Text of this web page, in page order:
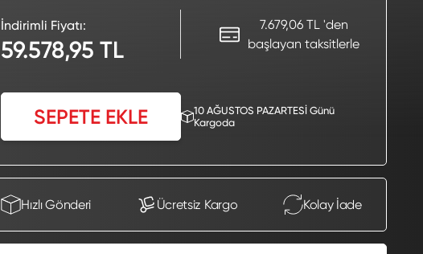
İndirimli Fiyatı:
59.578,95 TL
7.679,06 TL 'den
başlayan taksitlerle
SEPETE EKLE
10 AĞUSTOS PAZARTESİ Günü
Kargoda
Hızlı Gönderi Ücretsiz Kargo Kolay İade